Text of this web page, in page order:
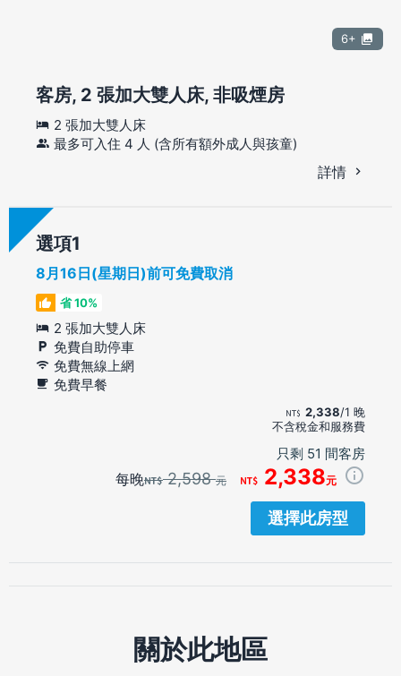
6+
客房, 2 張加大雙人床, 非吸煙房
2 張加大雙人床
最多可入住 4 人 (含所有額外成人與孩童)
詳情
選項
8月16日(星期日)前可免費取消
省 10%
2 張加大雙人床
免費自助停車
免費無線上網
免費早餐
2,338/1 晚
不含稅金和服務費
只剩 51 間客房
每晚 2,598元 2,338元
選擇此房型
關於此地區